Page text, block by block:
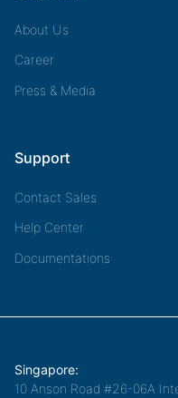
About Us
Career
Press & Media
Support
Contact Sales
Help Center
Documentations
Singapore:
10 Anson Road #26-06A